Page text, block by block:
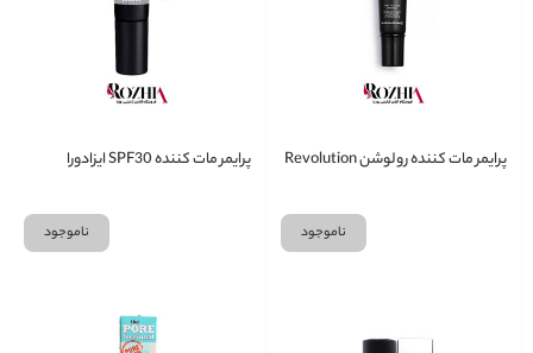
پرایمر مات کننده رولوشن Revolution
ناموجود
پرایمر مات کننده SPF30 ایزادورا
ناموجود